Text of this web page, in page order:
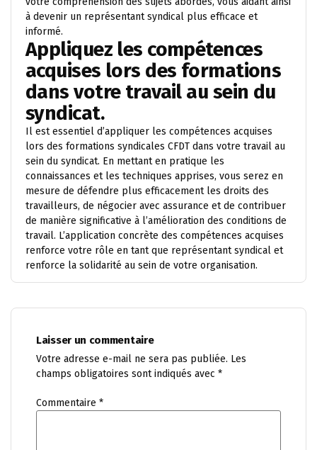
à devenir un représentant syndical plus efficace et
informé.
Appliquez les compétences
acquises lors des formations
dans votre travail au sein du
syndicat.
Il est essentiel d’appliquer les compétences acquises
lors des formations syndicales CFDT dans votre travail au
sein du syndicat. En mettant en pratique les
connaissances et les techniques apprises, vous serez en
mesure de défendre plus efficacement les droits des
travailleurs, de négocier avec assurance et de contribuer
de manière significative à l’amélioration des conditions de
travail. L’application concrète des compétences acquises
renforce votre rôle en tant que représentant syndical et
renforce la solidarité au sein de votre organisation.
Laisser un commentaire
Votre adresse e-mail ne sera pas publiée. Les
champs obligatoires sont indiqués avec *
Commentaire *